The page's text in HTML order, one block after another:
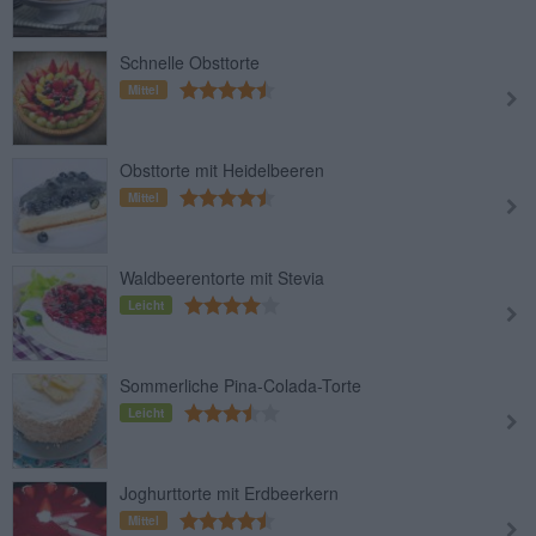
Schnelle Obsttorte
Mittel
Obsttorte mit Heidelbeeren
Mittel
Waldbeerentorte mit Stevia
Leicht
Sommerliche Pina-Colada-Torte
Leicht
Joghurttorte mit Erdbeerkern
Mittel